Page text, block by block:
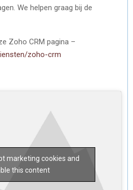
We helpen graag bij de
Zoho CRM pagina –
zoho-crm
marketing cookies and
this content